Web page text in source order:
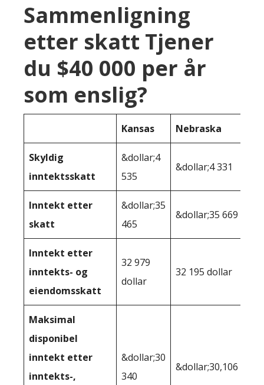
Sammenligning
etter skatt Tjener
du $40 000 per år
som enslig?
Kansas Nebraska
Skyldig
inntektsskatt
&dollar;4
535
&dollar;4 331
Inntekt etter
skatt
&dollar;35
465
&dollar;35 669
Inntekt etter
inntekts- og
eiendomsskatt
32 979
dollar
32 195 dollar
Maksimal
disponibel
inntekt etter
inntekts-,
&dollar;30
340
&dollar;30,106